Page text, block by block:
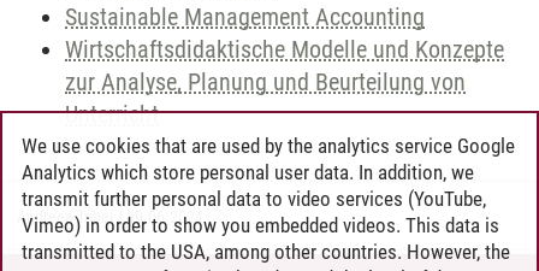
Sustainable Management Accounting
Wirtschaftsdidaktische Modelle und Konzepte
zur Analyse, Planung und Beurteilung von
Unterricht
Andreea Tribel 30.06.2024
We use cookies that are used by the analytics service Google
Analytics which store personal user data. In addition, we
transmit further personal data to video services (YouTube,
Vimeo) in order to show you embedded videos. This data is
transmitted to the USA, among other countries. However, the